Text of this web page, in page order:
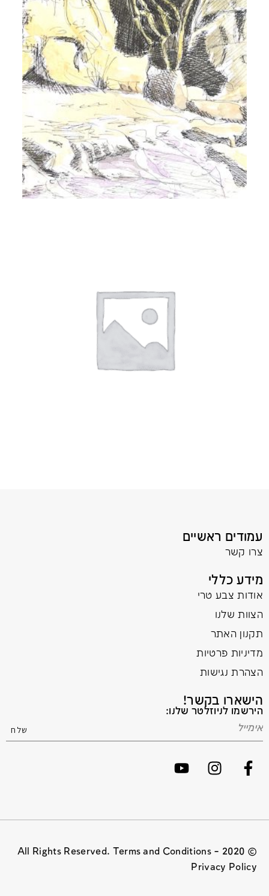
עמודים ראשיים
צרו קשר
מידע כללי
אודות צבע טרי
הצוות שלנו
תקנון האתר
מדיניות פרטיות
הצהרת נגישות
הישארו בקשר!
הירשמו לניוזלטר שלנו:
© 2020 All Rights Reserved. Terms and Conditions –
Privacy Policy